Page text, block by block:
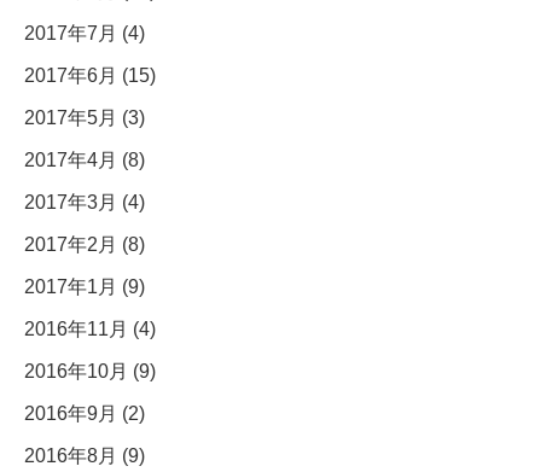
2017年7月 (4)
2017年6月 (15)
2017年5月 (3)
2017年4月 (8)
2017年3月 (4)
2017年2月 (8)
2017年1月 (9)
2016年11月 (4)
2016年10月 (9)
2016年9月 (2)
2016年8月 (9)